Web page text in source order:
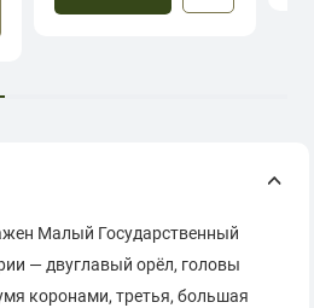
Малый Государственный
— двуглавый орёл, головы
коронами, третья, большая